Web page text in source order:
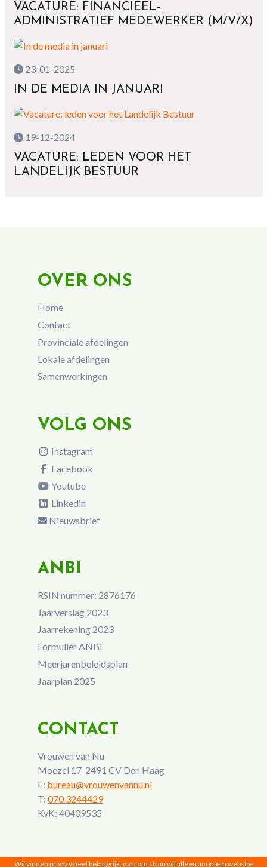
VACATURE: FINANCIEEL-
ADMINISTRATIEF MEDEWERKER (M/V/X)
23-01-2025
IN DE MEDIA IN JANUARI
19-12-2024
VACATURE: LEDEN VOOR HET
LANDELIJK BESTUUR
OVER ONS
Home
Contact
Provinciale afdelingen
Lokale afdelingen
Samenwerkingen
VOLG ONS
Instagram
Facebook
Youtube
Linkedin
Nieuwsbrief
ANBI
RSIN nummer: 2876176
Jaarverslag 2023
Jaarrekening 2023
Formulier ANBI
Meerjarenbeleidsplan
Jaarplan 2025
CONTACT
Vrouwen van Nu
Moezel 17 2491 CV Den Haag
E: bureau@vrouwenvannu.nl
T: 070 3244429
KvK: 40409535
Wij vinden privacy heel belangrijk, daarom slaan wij alleen anoniem website